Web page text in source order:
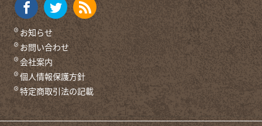
お知らせ
お問い合わせ
会社案内
個人情報保護方針
特定商取引法の記載